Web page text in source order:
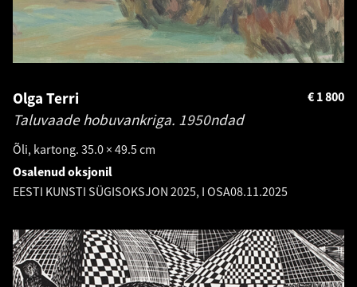
Olga Terri
Taluvaade hobuvankriga. 1950ndad
Õli, kartong. 35.0 × 49.5 cm
1 800
€
Osalenud oksjonil
EESTI KUNSTI SÜGISOKSJON 2025, I OSA08.11.2025